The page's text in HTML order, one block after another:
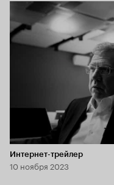
Длительность 56 сек
Интернет-трейлер
10 ноября 2023